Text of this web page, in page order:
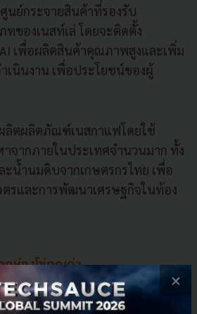
นย์กระจายสินค้าที่รองรับ
ของเนสท์เล่ โดยจะติดตั้ง
เพื่อผลิตสินค้าคุณภาพสูงและเพิ่ม
เนินงาน เพื่อประโยชน์ของผู้
ลิตผลิตภัณฑ์เนสกาแฟโดยใช้
จากภายในประเทศจำนวนมาก ทั้ง
ะน้ำนมดิบจากเกษตรกรไทย เพื่อ
รและการพัฒนาเศรษฐกิจในท้อง
ห่วงโซ่คุณค่า
การผลิตแล้ว เนสท์เล่ยังมุ่งพัฒนา
×